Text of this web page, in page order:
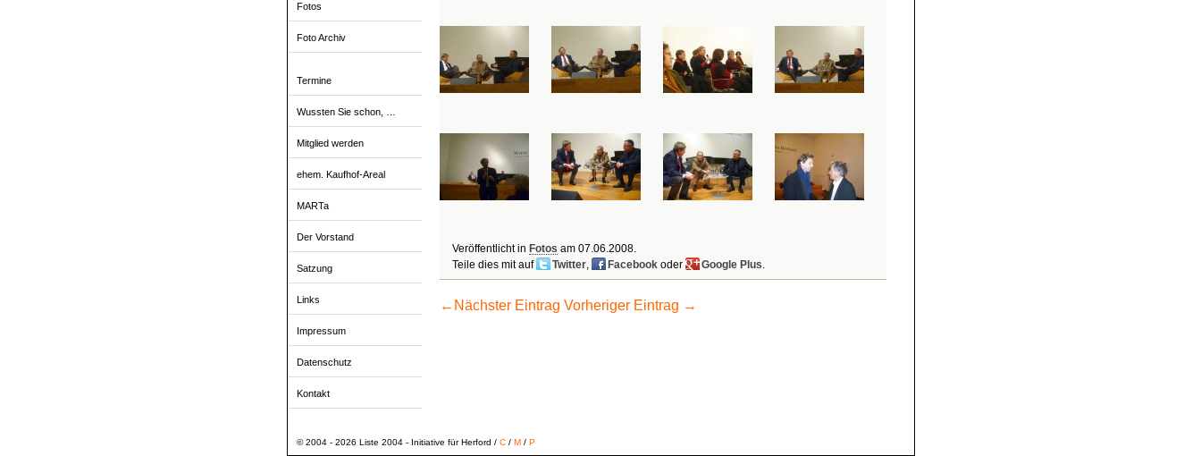
Fotos
Foto Archiv
Termine
Wussten Sie schon, …
Mitglied werden
ehem. Kaufhof-Areal
MARTa
Der Vorstand
Satzung
Links
Impressum
Datenschutz
Kontakt
Veröffentlicht in Fotos am 07.06.2008.
Teile dies mit auf
Twitter, Facebookoder Google Plus.
← Nächster Eintrag Vorheriger Eintrag →
© 2004 - 2026 Liste 2004 - Initiative für Herford / C/ M/ P